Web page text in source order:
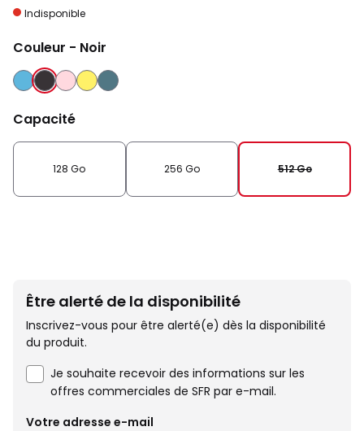
Indisponible
Couleur - Noir
BLEU NOIR ROSE JAUNE
Capacité
128 Go 256 Go 512 Go
Être alerté de la disponibilité
Inscrivez-vous pour être alerté(e) dès la disponibilité
du produit.
Je souhaite recevoir des informations sur les
offres commerciales de SFR par e-mail.
Votre adresse e-mail